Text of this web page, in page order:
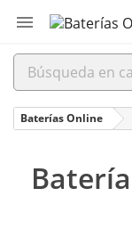

Baterías Online